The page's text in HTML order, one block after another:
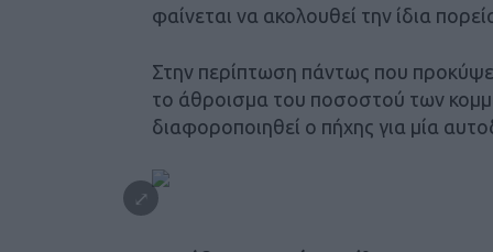
φαίνεται να ακολουθεί την ίδια
Στην περίπτωση πάντως που
το άθροισμα του ποσοστού των
διαφοροποιηθεί ο πήχης για μία